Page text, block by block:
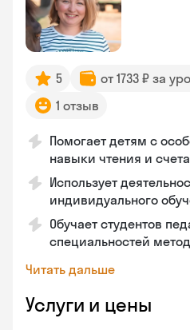
5 от 1733 ₽ за
1 отзыв
Помогает детям с
навыки чтения и счета
Использует
индивидуального
Обучает студентов
специальностей
Читать дальше
Услуги и цены